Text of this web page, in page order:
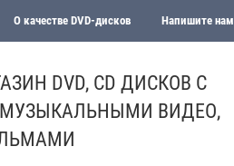
О качестве DVD-дисков Напишите нам
DVD, CD ДИСКОВ С
ВИДЕО,